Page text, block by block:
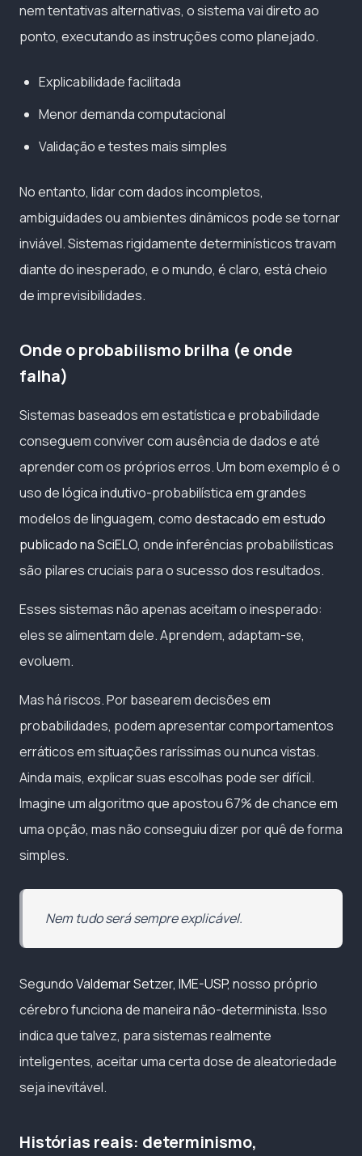
nem tentativas alternativas, o sistema vai direto ao
ponto, executando as instruções como planejado.
Explicabilidade facilitada
Menor demanda computacional
Validação e testes mais simples
No entanto, lidar com dados incompletos,
ambiguidades ou ambientes dinâmicos pode se tornar
inviável. Sistemas rigidamente determinísticos travam
diante do inesperado, e o mundo, é claro, está cheio
de imprevisibilidades.
Onde o probabilismo brilha (e onde
falha)
Sistemas baseados em estatística e probabilidade
conseguem conviver com ausência de dados e até
aprender com os próprios erros. Um bom exemplo é o
uso de lógica indutivo-probabilística em grandes
modelos de linguagem, comodestacado em estudo
publicado na SciELO, onde inferências probabilísticas
são pilares cruciais para o sucesso dos resultados.
Esses sistemas não apenas aceitam o inesperado:
eles se alimentam dele. Aprendem, adaptam-se,
evoluem.
Mas há riscos. Por basearem decisões em
probabilidades, podem apresentar comportamentos
erráticos em situações raríssimas ou nunca vistas.
Ainda mais, explicar suas escolhas pode ser difícil.
Imagine um algoritmo que apostou 67% de chance em
uma opção, mas não conseguiu dizer por quê de forma
simples.
Nem tudo será sempre explicável.
SegundoValdemar Setzer, IME-USP, nosso próprio
cérebro funciona de maneira não-determinista. Isso
indica que talvez, para sistemas realmente
inteligentes, aceitar uma certa dose de aleatoriedade
seja inevitável.
Histórias reais: determinismo,